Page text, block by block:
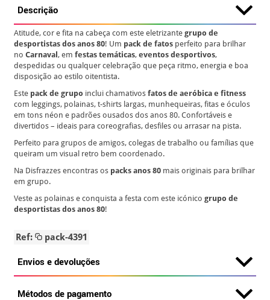
Descrição
Atitude, cor e fita na cabeça com este eletrizantegrupo de
desportistas dos anos 80! Um pack de fatos perfeito para brilhar
noCarnaval, emfestas temáticas,eventos desportivos,
despedidas ou qualquer celebração que peça ritmo, energia e boa
disposição ao estilo oitentista.
Este pack de grupo inclui chamativosfatos de aeróbica e fitness
com leggings, polainas, t-shirts largas, munhequeiras, fitas e óculos
em tons néon e padrões ousados dos anos 80. Confortáveis e
divertidos – ideais para coreografias, desfiles ou arrasar na pista.
Perfeito para grupos de amigos, colegas de trabalho ou famílias que
queiram um visual retro bem coordenado.
Na Disfrazzes encontras os packs anos 80 mais originais para brilhar
em grupo.
Veste as polainas e conquista a festa com este icónicogrupo de
desportistas dos anos 80!
Ref: pack-4391
Envios e devoluções
Métodos de pagamento